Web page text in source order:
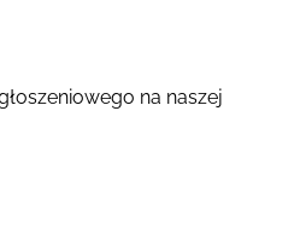
na naszej